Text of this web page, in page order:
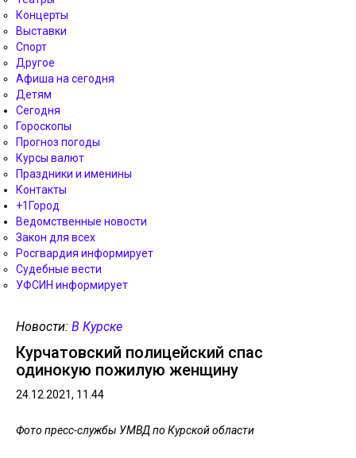
Концерты
Выставки
Спорт
Другое
Афиша на сегодня
Детям
Сегодня
Гороскопы
Прогноз погоды
Курсы валют
Праздники и именины
Контакты
+1Город
Ведомственные новости
Закон для всех
Росгвардия информирует
Судебные вести
УФСИН информирует
Новости: В Курске
Курчатовский полицейский спас
одинокую пожилую женщину
24.12.2021, 11.44
Фото пресс-службы УМВД по Курской области